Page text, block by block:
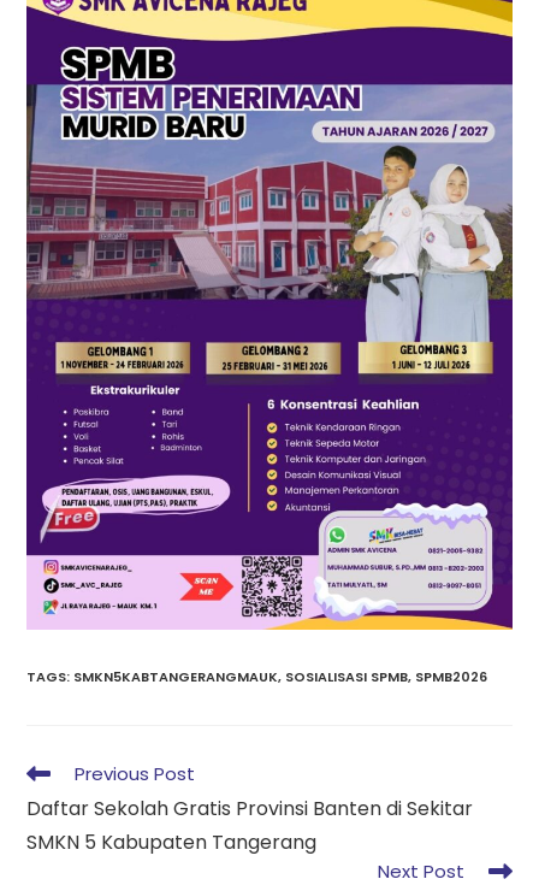
TAGS: SMKN5KABTANGERANGMAUK, SOSIALISASI SPMB, SPMB2026
Previous Post
Daftar Sekolah Gratis Provinsi Banten di Sekitar
SMKN 5 Kabupaten Tangerang
Next Post